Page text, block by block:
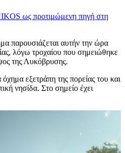
ως προτιμώμενη πηγή στη
παρουσιάζεται αυτήν την ώρα
λόγω τροχαίου που σημειώθηκε
της Λυκόβρυσης.
εξετράπη της πορείας του και
νησίδα. Στο σημείο έχει